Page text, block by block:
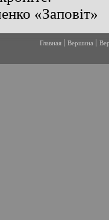
Главная Вершина